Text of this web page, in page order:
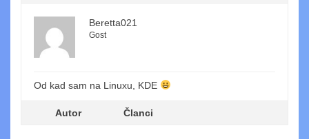
Beretta021
Gost
Od kad sam na Linuxu, KDE
Autor Članci